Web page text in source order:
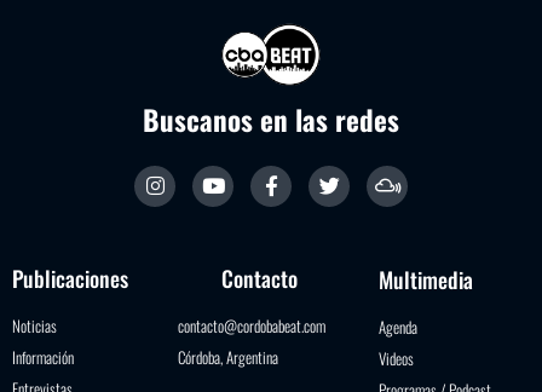
Buscanos en las redes
Publicaciones
Noticias
Información
Contacto
contacto@cordobabeat.com
Córdoba, Argentina
Multimedia
Agenda
Videos